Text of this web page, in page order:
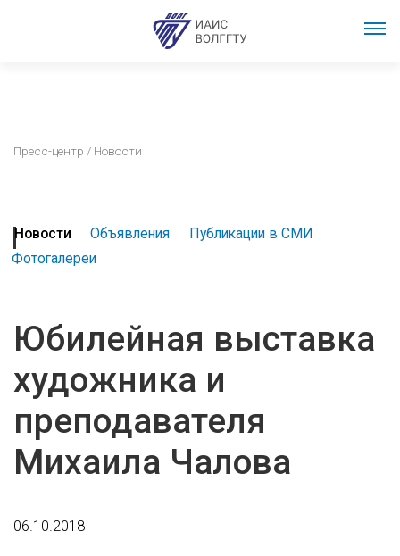
Пресс-центр / Новости
Новости Объявления
Публикации в СМИ
Фотогалереи
Юбилейная выставка
художника и
преподавателя
Михаила Чалова
06.10.2018